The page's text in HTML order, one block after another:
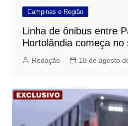
Campinas e Região
Linha de ônibus entre
Hortolândia começa no
Redação 18 de agosto